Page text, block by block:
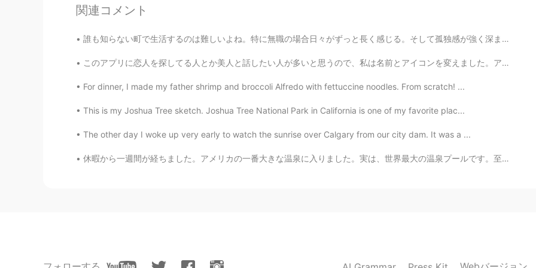
EN JP
Hiromi 2020.07.21 14:42
Seitaro
私と私の家族は先週、兄を訪ねることに決めました 🤩🤗。
関連コメント
誰も知らない町で生活するのは難しいよね。特に無職の場合日々がずっと長く感じる。そして孤独感が強く深まる。東京では皆は自分一人での忙しい生活で忙しくて、親しい友達を作るのは簡単ではない。こうい時は...
このアプリに恋人を探してる人とか美人と話したい人が多いと思うので、私は名前とアイコンを変えました。アイコンを見るだけで自己紹介を読まないでメッセージを送る人が嫌だと思います！ I'm so si...
For dinner, I made my father shrimp and broccoli Alfredo with fettuccine noodles. From scratch! ...
This is my Joshua Tree sketch. Joshua Tree National Park in California is one of my favorite plac...
The other day I woke up very early to watch the sunrise over Calgary from our city dam. It was a ...
休暇から一週間が経ちました。アメリカの一番大きな温泉に入りました。実は、世界最大の温泉プールです。至福な時でした！😌 日本に行った時、温泉に行けなかったです。日本とアメリカの温泉の文化は違いま...